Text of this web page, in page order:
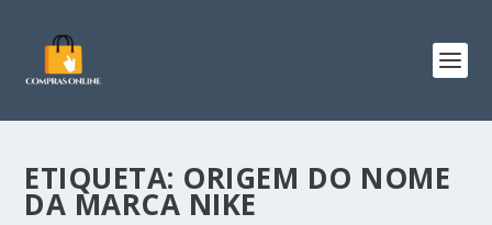
ETIQUETA: ORIGEM DO NOME
DA MARCA NIKE